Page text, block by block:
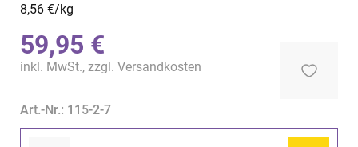
8,56 €/kg
59,95 €
inkl. MwSt., zzgl. Versandkosten
Art.-Nr.: 115-2-7